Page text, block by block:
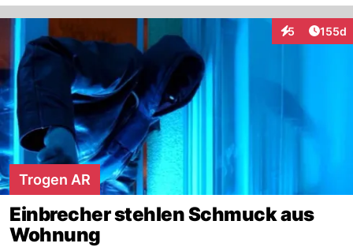
5
Interaktionen
155d
Trogen AR
Einbrecher stehlen Schmuck aus
Wohnung